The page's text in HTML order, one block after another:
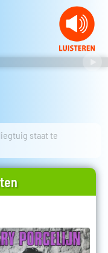
staat te